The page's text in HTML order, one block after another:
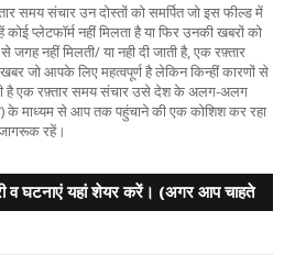
समय संचार उन दोस्तों को समर्पित जो इस फील्ड में
प्लेटफॉर्म नहीं मिलता है या फिर उनकी खबरों को
जगह नहीं मिलती/ या नही दी जाती है, एक रफ़्तार
जो आपके लिए महत्वपूर्ण है लेकिन किन्हीं कारणों से
है एक रफ़्तार समय संचार उसे देश के अलग-अलग
के माध्यम से आप तक पहुंचाने की एक कोशिश कर रहा
रहें।
व घटनाएं यहां शेयर करें। (अगर आप चाहते